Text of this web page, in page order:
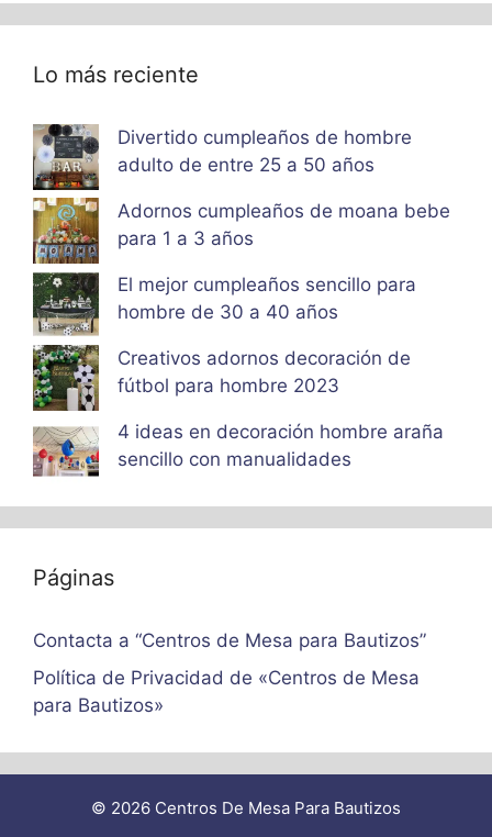
Lo más reciente
Divertido cumpleaños de hombre
adulto de entre 25 a 50 años
Adornos cumpleaños de moana bebe
para 1 a 3 años
El mejor cumpleaños sencillo para
hombre de 30 a 40 años
Creativos adornos decoración de
fútbol para hombre 2023
4 ideas en decoración hombre araña
sencillo con manualidades
Páginas
Contacta a “Centros de Mesa para Bautizos”
Política de Privacidad de «Centros de Mesa
para Bautizos»
© 2026 Centros De Mesa Para Bautizos